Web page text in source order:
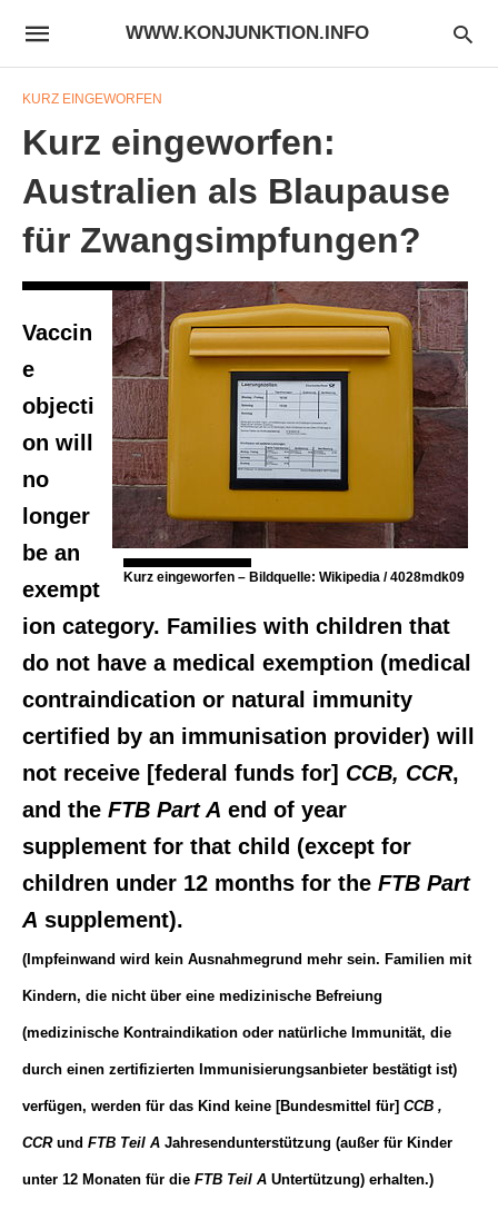
WWW.KONJUNKTION.INFO
KURZ EINGEWORFEN
Kurz eingeworfen:
Australien als Blaupause
für Zwangsimpfungen?
Kurz eingeworfen – Bildquelle: Wikipedia / 4028mdk09
Vaccin
e
objecti
on will
no
longer
be an
exempt
ion category. Families with children that
do not have a medical exemption (medical
contraindication or natural immunity
certified by an immunisation provider) will
not receive [federal funds for] CCB, CCR,
and the FTB Part A end of year
supplement for that child (except for
children under 12 months for the FTB Part
A supplement).
(Impfeinwand wird kein Ausnahmegrund mehr sein. Familien mit
Kindern, die nicht über eine medizinische Befreiung
(medizinische Kontraindikation oder natürliche Immunität, die
durch einen zertifizierten Immunisierungsanbieter bestätigt ist)
verfügen, werden für das Kind keine [Bundesmittel für] CCB ,
CCRund FTB Teil A Jahresendunterstützung (außer für Kinder
unter 12 Monaten für die FTB Teil A Untertützung) erhalten.)